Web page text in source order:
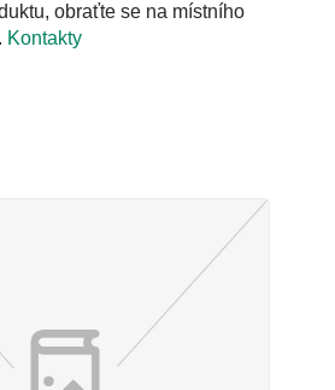
obraťte se na místního
Kontakty